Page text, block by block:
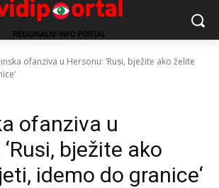
ofanziva u Hersonu: ‘Rusi, bježite ako želite
ofanziva u
bježite ako
idemo do granice‘